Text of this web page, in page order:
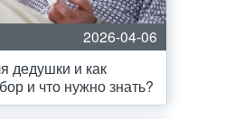
2026-04-06
дедушки и как
и что нужно знать?